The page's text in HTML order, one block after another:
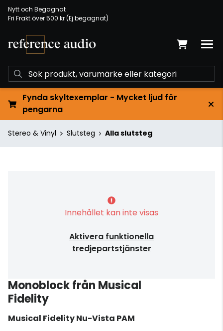
Nytt och Begagnat
Fri Frakt över 500 kr (Ej begagnat)
Fynda skyltexemplar - Mycket ljud för
pengarna
Stereo & Vinyl Slutsteg Alla slutsteg
Innehållet kan inte visas
Aktivera funktionella
tredjepartstjänster
Monoblock från Musical
Fidelity
Musical FidelityNu-Vista PAM